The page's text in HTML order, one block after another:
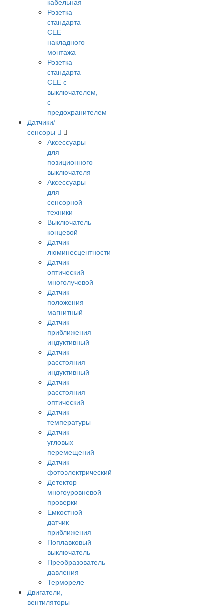
кабельная
Розетка
стандарта
СЕЕ
накладного
монтажа
Розетка
стандарта
СЕЕ с
выключателем,
с
предохранителем
Датчики/
сенсоры
Аксессуары
для
позиционного
выключателя
Аксессуары
для
сенсорной
техники
Выключатель
концевой
Датчик
люминесцентности
Датчик
оптический
многолучевой
Датчик
положения
магнитный
Датчик
приближения
индуктивный
Датчик
расстояния
индуктивный
Датчик
расстояния
оптический
Датчик
температуры
Датчик
угловых
перемещений
Датчик
фотоэлектрический
Детектор
многоуровневой
проверки
Емкостной
датчик
приближения
Поплавковый
выключатель
Преобразователь
давления
Термореле
Двигатели,
вентиляторы